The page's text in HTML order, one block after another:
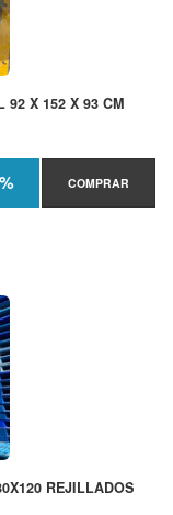
92 X 152 X 93 CM
COMPRAR
REJILLADOS